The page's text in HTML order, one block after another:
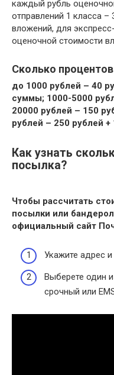
каждый рубль
отправлений 1 класса –
вложений, для
оценочной стоимости
Сколько
до 1000 рублей – 40
суммы; 1000-5000
20000 рублей – 150
рублей – 250 рублей +
Как узнать
посылка?
Чтобы рассчитать
посылки или
официальный сайт
Укажите адрес и
Выберете один
срочный или